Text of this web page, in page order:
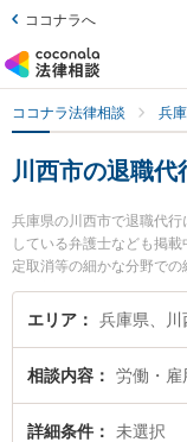
ココナラへ
ココナラ法律相談 兵
川西市の退職
兵庫県の川西市で退職代
している弁護士なども掲
定取消等の細かな分野で
上・新村法律事務所 川西
の三木田 直哉弁護士のプ
したい』『初回相談無料
予約したい』などでお困
エリア 兵庫県、川
相談内容 労働・雇
詳細条件 未選択